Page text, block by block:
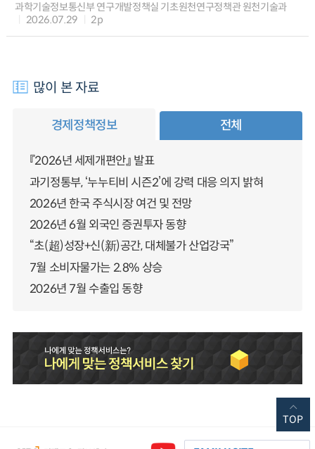
과학기술정보통신부 연구개발정책실 기초원천연구정책관 원천기술과
2026.07.29
2p
많이 본 자료
경제정책정보 전체
『2026년 세제개편안』 발표
과기정통부, ‘누누티비 시즌2’에 강력 대응 의지 밝혀
2026년 한국 주식시장 여건 및 전망
2026년 6월 외국인 증권투자 동향
“초(超)성장+신(新)공간, 대체불가 산업강국”
7월 소비자물가는 2.8% 상승
2026년 7월 수출입 동향
TOP